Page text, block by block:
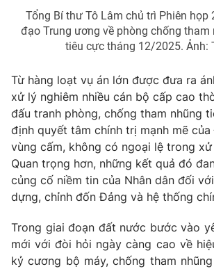
Chất lượng cuộc sống
Tuyển sinh
Học trực tuyến
Công nghệ
Hitech Công nghệ tương lai
Sản phẩm
Thị trường
Tư vấn
Lịch phát sóng
Chuyên mục khác
Emagazine Podcast
Video Shorts
Tổng Bí thư Tô Lâm chủ trì Phiên họp
đạo Trung ương về phòng chống tham
tiêu cực tháng 12/2025. Ảnh:
Từ hàng loạt vụ án lớn được đưa ra
xử lý nghiêm nhiều cán bộ cấp cao
đấu tranh phòng, chống tham nhũng
định quyết tâm chính trị mạnh mẽ
vùng cấm, không có ngoại lệ trong xử
Quan trọng hơn, những kết quả đó
củng cố niềm tin của Nhân dân đối
dựng, chỉnh đốn Đảng và hệ thống
Trong giai đoạn đất nước bước vào
mới với đòi hỏi ngày càng cao về
kỷ cương bộ máy, chống tham